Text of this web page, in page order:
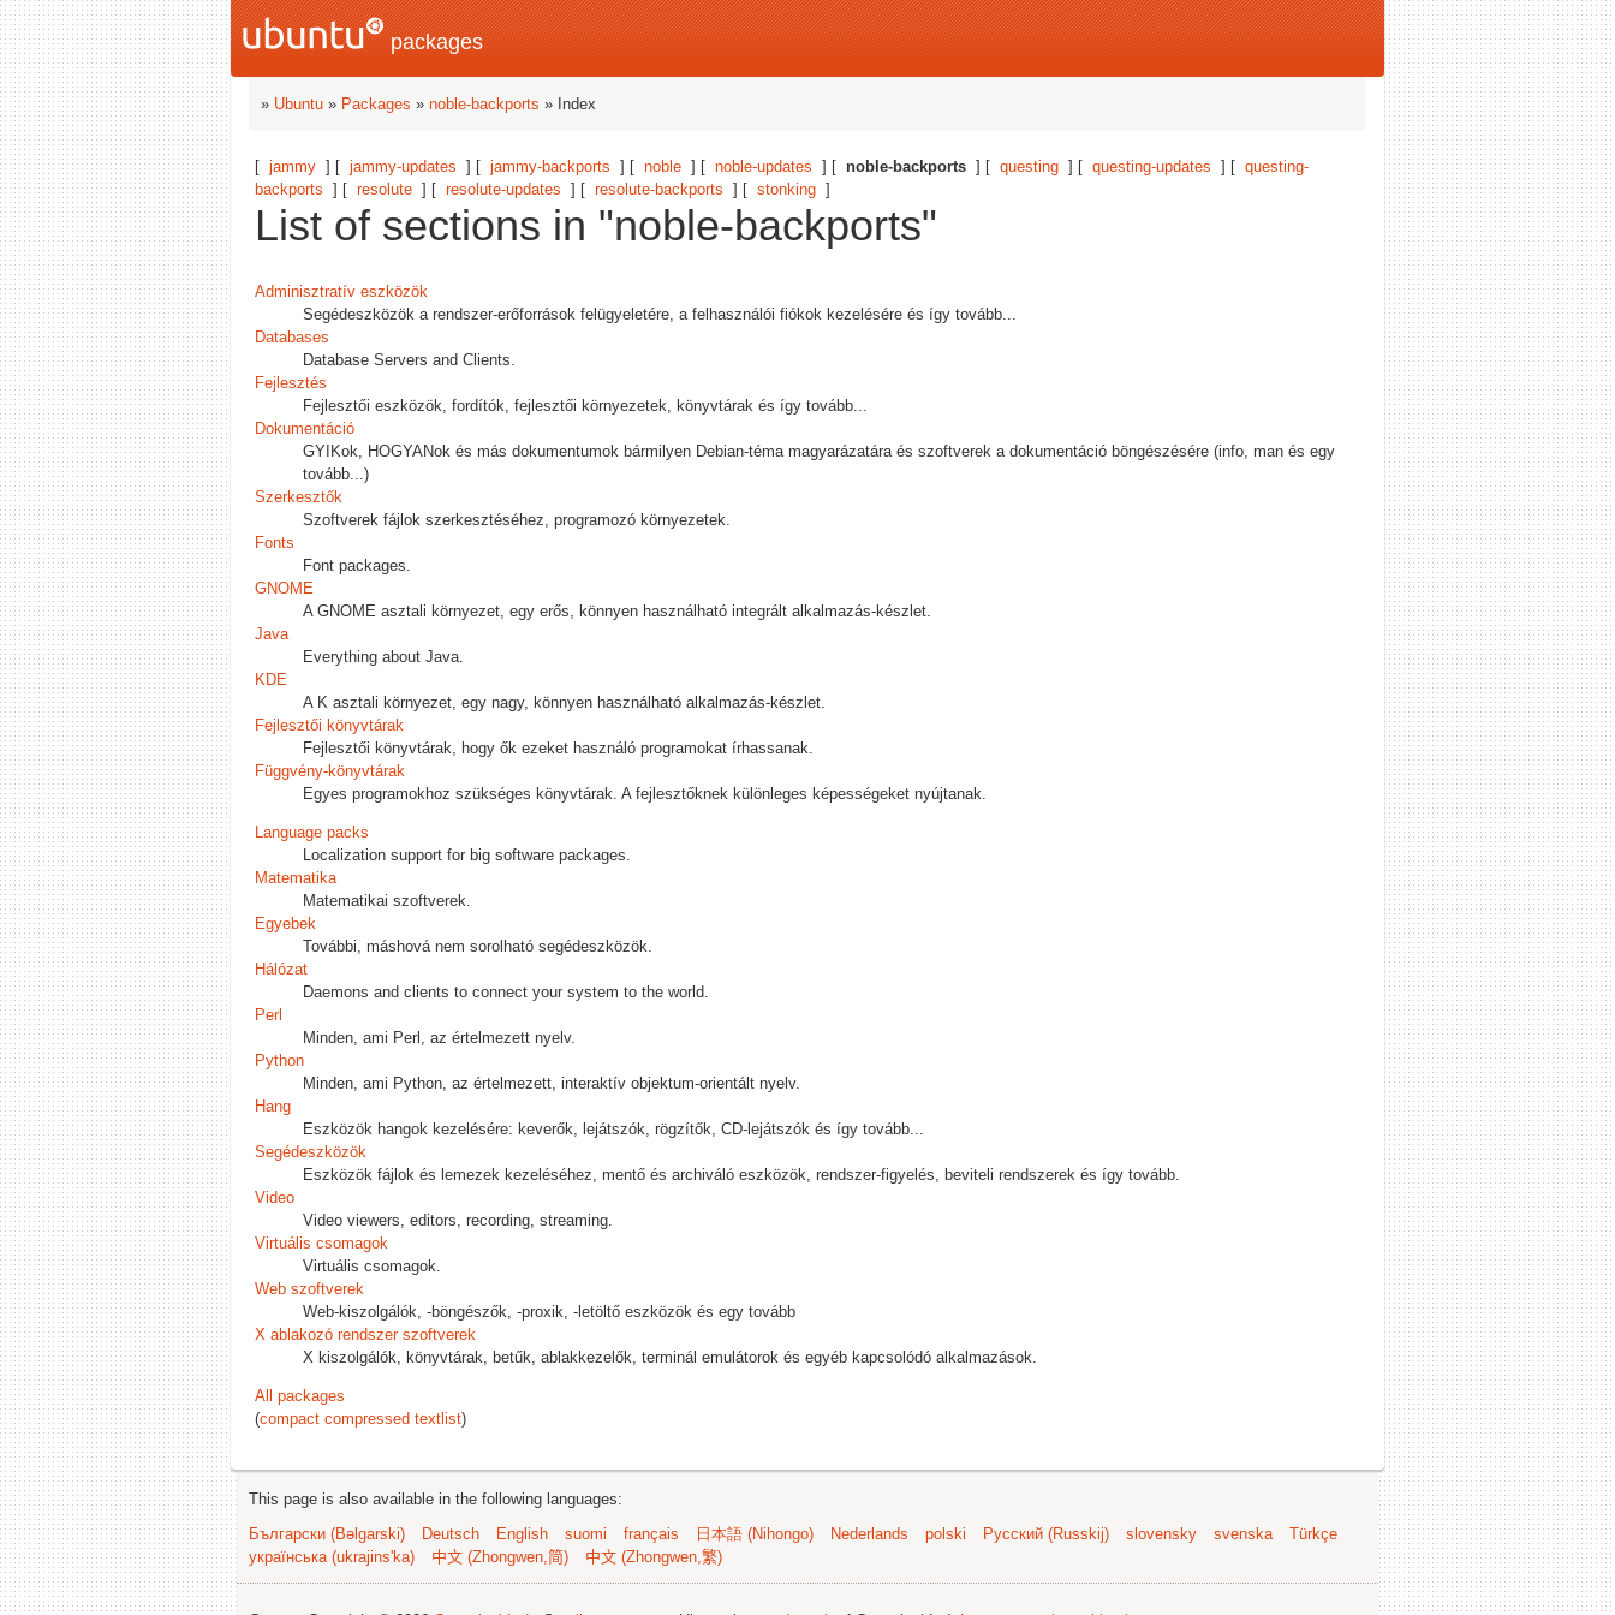
packages
» Ubuntu » Packages » noble-backports » Index
[ jammy ] [ jammy-updates ] [ jammy-backports ] [ noble ] [ noble-updates ] [ noble-backports ] [ questing ] [ questing-updates ] [ questing-
backports ] [ resolute ] [ resolute-updates ] [ resolute-backports ] [ stonking ]
List of sections in "noble-backports"
Adminisztratív eszközök
Segédeszközök a rendszer-erőforrások felügyeletére, a felhasználói fiókok kezelésére és így tovább...
Databases
Database Servers and Clients.
Fejlesztés
Fejlesztői eszközök, fordítók, fejlesztői környezetek, könyvtárak és így tovább...
Dokumentáció
GYIKok, HOGYANok és más dokumentumok bármilyen Debian-téma magyarázatára és szoftverek a dokumentáció böngészésére (info, man és egy
tovább...)
Szerkesztők
Szoftverek fájlok szerkesztéséhez, programozó környezetek.
Fonts
Font packages.
GNOME
A GNOME asztali környezet, egy erős, könnyen használható integrált alkalmazás-készlet.
Java
Everything about Java.
KDE
A K asztali környezet, egy nagy, könnyen használható alkalmazás-készlet.
Fejlesztői könyvtárak
Fejlesztői könyvtárak, hogy ők ezeket használó programokat írhassanak.
Függvény-könyvtárak
Egyes programokhoz szükséges könyvtárak. A fejlesztőknek különleges képességeket nyújtanak.
Language packs
Localization support for big software packages.
Matematika
Matematikai szoftverek.
Egyebek
További, máshová nem sorolható segédeszközök.
Hálózat
Daemons and clients to connect your system to the world.
Perl
Minden, ami Perl, az értelmezett nyelv.
Python
Minden, ami Python, az értelmezett, interaktív objektum-orientált nyelv.
Hang
Eszközök hangok kezelésére: keverők, lejátszók, rögzítők, CD-lejátszók és így tovább...
Segédeszközök
Eszközök fájlok és lemezek kezeléséhez, mentő és archiváló eszközök, rendszer-figyelés, beviteli rendszerek és így tovább.
Video
Video viewers, editors, recording, streaming.
Virtuális csomagok
Virtuális csomagok.
Web szoftverek
Web-kiszolgálók, -böngészők, -proxik, -letöltő eszközök és egy tovább
X ablakozó rendszer szoftverek
X kiszolgálók, könyvtárak, betűk, ablakkezelők, terminál emulátorok és egyéb kapcsolódó alkalmazások.
All packages
(compact compressed textlist)
This page is also available in the following languages:
Български (Bəlgarski)
Deutsch English suomi français 日本語 (Nihongo) Nederlands polski Русский (Russkij) slovensky svenska
Türkçe
українська (ukrajins'ka)
中文 (Zhongwen,简) 中文 (Zhongwen,繁)